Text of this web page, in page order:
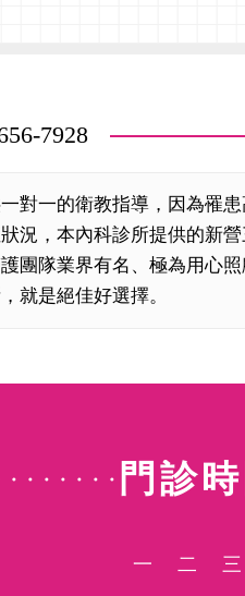
7928
對一的衛教指導，因為罹
況，本內科診所提供的新
團隊業界有名、極為用心
就是絕佳好選擇。
門診
一 二 三